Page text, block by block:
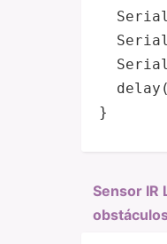
delay(
}
Sensor IR